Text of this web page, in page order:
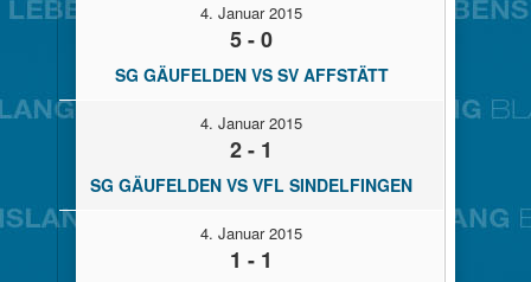
4. Januar 2015
5 - 0
SG GÄUFELDEN VS SV AFFSTÄTT
4. Januar 2015
2 - 1
SG GÄUFELDEN VS VFL SINDELFINGEN
4. Januar 2015
1 - 1